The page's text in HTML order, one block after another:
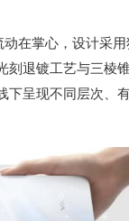
在掌心，设计采
刻退镀工艺与三
下呈现不同层次、